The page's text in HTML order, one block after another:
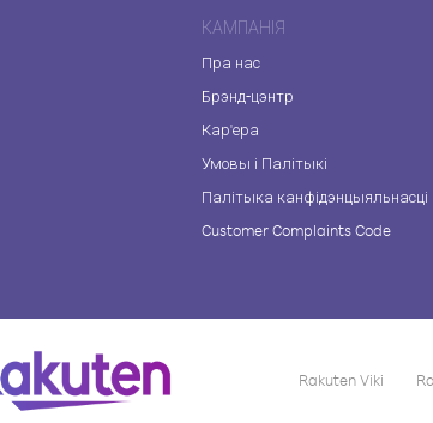
КАМПАНІЯ
Пра нас
Брэнд-цэнтр
Кар'ера
Умовы і Палітыкі
Палітыка канфідэнцыяльнасці
Customer Complaints Code
Rakuten Viki